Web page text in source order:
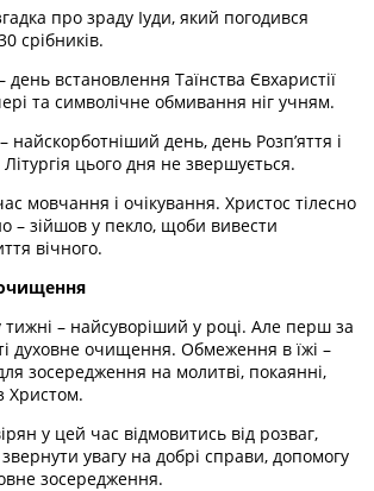
про зраду Іуди, який погодився
срібників.
день встановлення Таїнства Євхаристії
та символічне обмивання ніг учням.
– найскорботніший день, день Розп’яття і
цього дня не звершується.
мовчання і очікування. Христос тілесно
– зійшов у пекло, щоби вивести
вічного.
очищення
тижні – найсуворіший у році. Але перш за
духовне очищення. Обмеження в їжі –
зосередження на молитві, покаянні,
Христом.
у цей час відмовитись від розваг,
звернути увагу на добрі справи, допомогу
зосередження.